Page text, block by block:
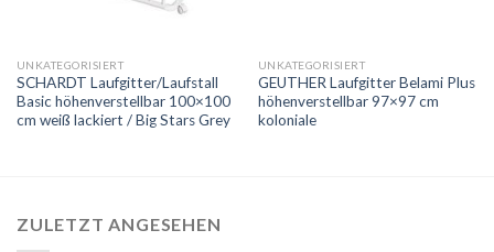
UNKATEGORISIERT
SCHARDT Laufgitter/Laufstall
Basic höhenverstellbar 100×100
cm weiß lackiert / Big Stars Grey
UNKATEGORISIERT
GEUTHER Laufgitter Belami Plus
höhenverstellbar 97×97 cm
koloniale
ZULETZT ANGESEHEN